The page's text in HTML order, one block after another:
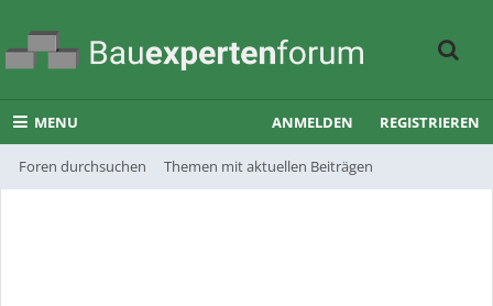
MENU
Foren durchsuchen Themen mit aktuellen Beiträgen
ANMELDEN REGISTRIEREN